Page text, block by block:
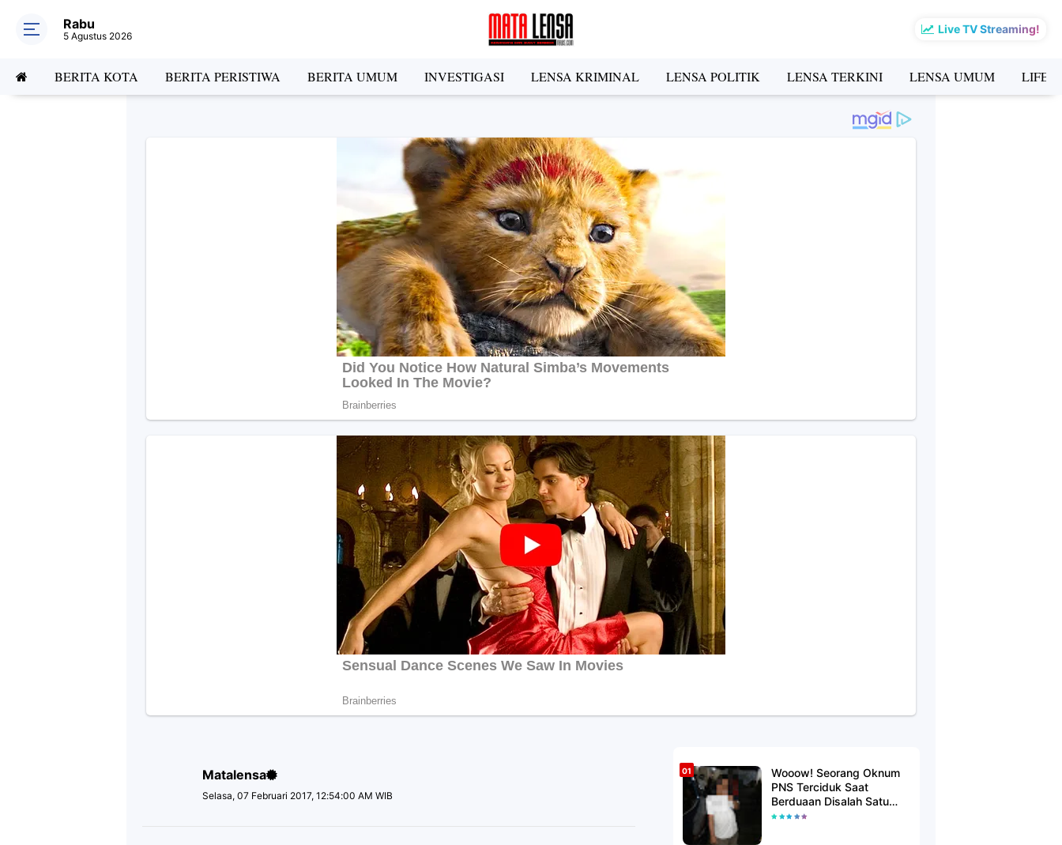
Live TV Streaming!
Rabu
5 Agustus 2026
BERITA KOTA BERITA PERISTIWA BERITA UMUM INVESTIGASI LENSA KRIMINAL LENSA POLITIK LENSA TERKINI LENSA UMUM
Matalensa
Selasa, 07 Februari 2017, 12:54:00 AM WIB
Wooow! Seorang Oknum
PNS Terciduk Saat
Berduaan Disalah Satu
Kamar Hotel Salatiga